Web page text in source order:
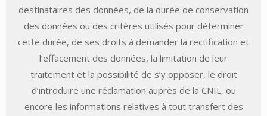
destinataires des données, de la durée de conservation
des données ou des critères utilisés pour déterminer
cette durée, de ses droits à demander la rectification et
l’effacement des données, la limitation de leur
traitement et la possibilité de s’y opposer, le droit
d’introduire une réclamation auprès de la CNIL, ou
encore les informations relatives à tout transfert des